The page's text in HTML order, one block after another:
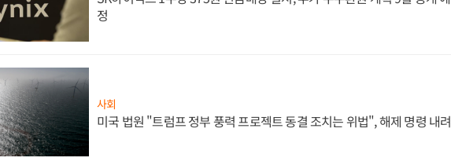
정
사회
미국 법원 "트럼프 정부 풍력 프로젝트 동결 조치는 위법", 해제 명령 내려